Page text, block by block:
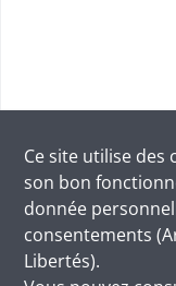
Ce site utilise des
son bon
donnée
consentements
Libertés).